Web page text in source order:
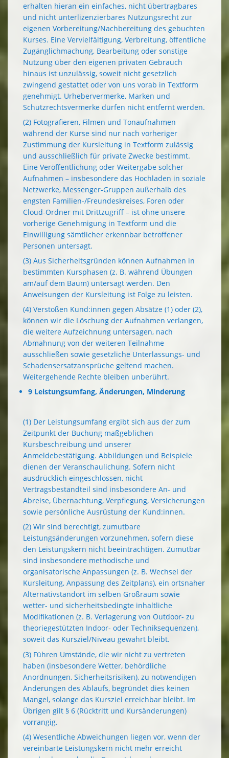
erhalten hieran ein einfaches, nicht übertragbares
und nicht unterlizenzierbares Nutzungsrecht zur
eigenen Vorbereitung/Nachbereitung des gebuchten
Kurses. Eine Vervielfältigung, Verbreitung, öffentliche
Zugänglichmachung, Bearbeitung oder sonstige
Nutzung über den eigenen privaten Gebrauch
hinaus ist unzulässig, soweit nicht gesetzlich
zwingend gestattet oder von uns vorab in Textform
genehmigt. Urhebervermerke, Marken und
Schutzrechtsvermerke dürfen nicht entfernt werden.
(2) Fotografieren, Filmen und Tonaufnahmen
während der Kurse sind nur nach vorheriger
Zustimmung der Kursleitung in Textform zulässig
und ausschließlich für private Zwecke bestimmt.
Eine Veröffentlichung oder Weitergabe solcher
Aufnahmen – insbesondere das Hochladen in soziale
Netzwerke, Messenger-Gruppen außerhalb des
engsten Familien-/Freundeskreises, Foren oder
Cloud-Ordner mit Drittzugriff – ist ohne unsere
vorherige Genehmigung in Textform und die
Einwilligung sämtlicher erkennbar betroffener
Personen untersagt.
(3) Aus Sicherheitsgründen können Aufnahmen in
bestimmten Kursphasen (z. B. während Übungen
am/auf dem Baum) untersagt werden. Den
Anweisungen der Kursleitung ist Folge zu leisten.
(4) Verstoßen Kund:innen gegen Absätze (1) oder (2),
können wir die Löschung der Aufnahmen verlangen,
die weitere Aufzeichnung untersagen, nach
Abmahnung von der weiteren Teilnahme
ausschließen sowie gesetzliche Unterlassungs- und
Schadensersatzansprüche geltend machen.
Weitergehende Rechte bleiben unberührt.
9 Leistungsumfang, Änderungen, Minderung
(1) Der Leistungsumfang ergibt sich aus der zum
Zeitpunkt der Buchung maßgeblichen
Kursbeschreibung und unserer
Anmeldebestätigung. Abbildungen und Beispiele
dienen der Veranschaulichung. Sofern nicht
ausdrücklich eingeschlossen, nicht
Vertragsbestandteil sind insbesondere An- und
Abreise, Übernachtung, Verpflegung, Versicherungen
sowie persönliche Ausrüstung der Kund:innen.
(2) Wir sind berechtigt, zumutbare
Leistungsänderungen vorzunehmen, sofern diese
den Leistungskern nicht beeinträchtigen. Zumutbar
sind insbesondere methodische und
organisatorische Anpassungen (z. B. Wechsel der
Kursleitung, Anpassung des Zeitplans), ein ortsnaher
Alternativstandort im selben Großraum sowie
wetter- und sicherheitsbedingte inhaltliche
Modifikationen (z. B. Verlagerung von Outdoor- zu
theoriegestützten Indoor- oder Techniksequenzen),
soweit das Kursziel/Niveau gewahrt bleibt.
(3) Führen Umstände, die wir nicht zu vertreten
haben (insbesondere Wetter, behördliche
Anordnungen, Sicherheitsrisiken), zu notwendigen
Änderungen des Ablaufs, begründet dies keinen
Mangel, solange das Kursziel erreichbar bleibt. Im
Übrigen gilt § 6 (Rücktritt und Kursänderungen)
vorrangig.
(4) Wesentliche Abweichungen liegen vor, wenn der
vereinbarte Leistungskern nicht mehr erreicht